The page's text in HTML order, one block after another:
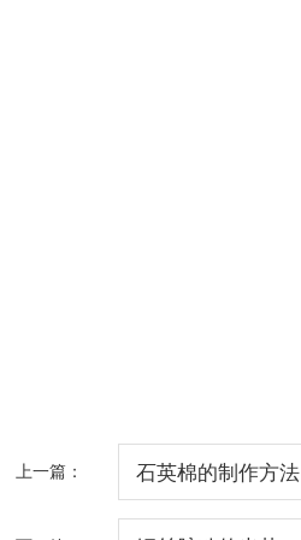
上一篇： 石英棉的制作方法